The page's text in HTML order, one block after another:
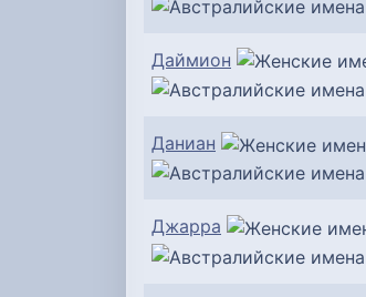
Даймион
Даниан
Джарра